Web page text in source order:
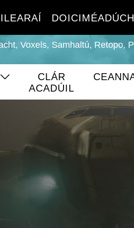
Voxels, Samhaltú, Retopo,
CLÁR
ACADÚIL